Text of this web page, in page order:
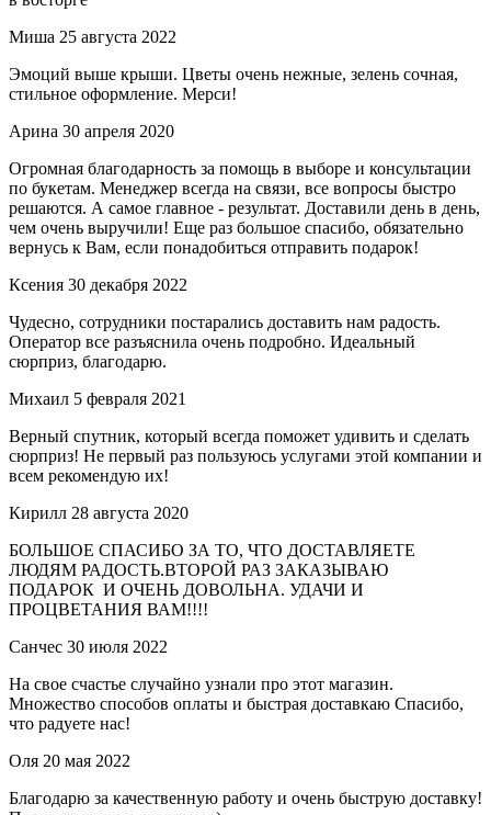
Миша 25 августа 2022
Эмоций выше крыши. Цветы очень нежные, зелень сочная,
стильное оформление. Мерси!
Арина 30 апреля 2020
Огромная благодарность за помощь в выборе и консультации
по букетам. Менеджер всегда на связи, все вопросы быстро
решаются. А самое главное - результат. Доставили день в день,
чем очень выручили! Еще раз большое спасибо, обязательно
вернусь к Вам, если понадобиться отправить подарок!
Ксения 30 декабря 2022
Чудесно, сотрудники постарались доставить нам радость.
Оператор все разъяснила очень подробно. Идеальный
сюрприз, благодарю.
Михаил 5 февраля 2021
Верный спутник, который всегда поможет удивить и сделать
сюрприз! Не первый раз пользуюсь услугами этой компании и
всем рекомендую их!
Кирилл 28 августа 2020
БОЛЬШОЕ СПАСИБО ЗА ТО, ЧТО ДОСТАВЛЯЕТЕ
ЛЮДЯМ РАДОСТЬ.ВТОРОЙ РАЗ ЗАКАЗЫВАЮ
ПОДАРОК И ОЧЕНЬ ДОВОЛЬНА. УДАЧИ И
ПРОЦВЕТАНИЯ ВАМ!!!!
Санчес 30 июля 2022
На свое счастье случайно узнали про этот магазин.
Множество способов оплаты и быстрая доставкаю Спасибо,
что радуете нас!
Оля 20 мая 2022
Благодарю за качественную работу и очень быструю доставку!